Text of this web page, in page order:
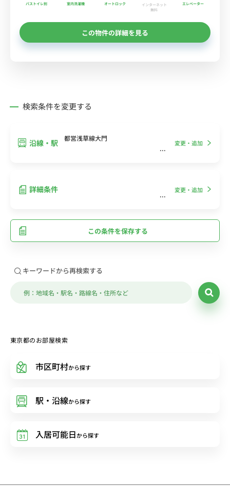
バストイレ別 室内洗濯機 オートロック
インターネット
無料
エレベーター
この物件の詳細を見る
検索条件を変更する
沿線・駅 都営浅草線大門
変更・追加
詳細条件 変更・追加
この条件を保存する
キーワードから再検索する
東京都のお部屋検索
市区町村から探す
駅・沿線から探す
入居可能日から探す